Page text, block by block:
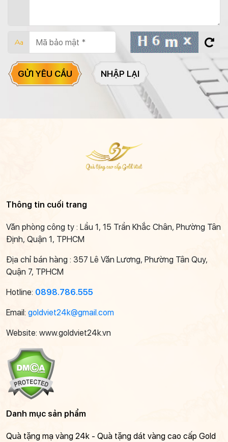
GỬI YÊU CẦU NHẬP LẠI
Thông tin cuối trang
Văn phòng công ty : Lầu 1, 15 Trần Khắc Chân, Phường Tân
Định, Quận 1, TPHCM
Địa chỉ bán hàng : 357 Lê Văn Lương, Phường Tân Quy,
Quận 7, TPHCM
Hotline: 0898.786.555
Email: goldviet24k@gmail.com
Website: www.goldviet24k.vn
Danh mục sản phẩm
Quà tặng mạ vàng 24k - Quà tặng dát vàng cao cấp Gold